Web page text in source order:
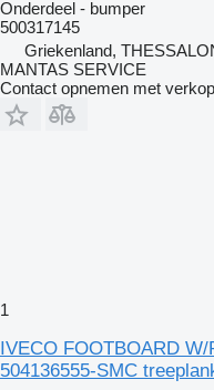
Onderdeel - bumper
500317145
Griekenland,
MANTAS SERVICE
Contact opnemen met
1
IVECO FOOTBOARD
504136555-SMC